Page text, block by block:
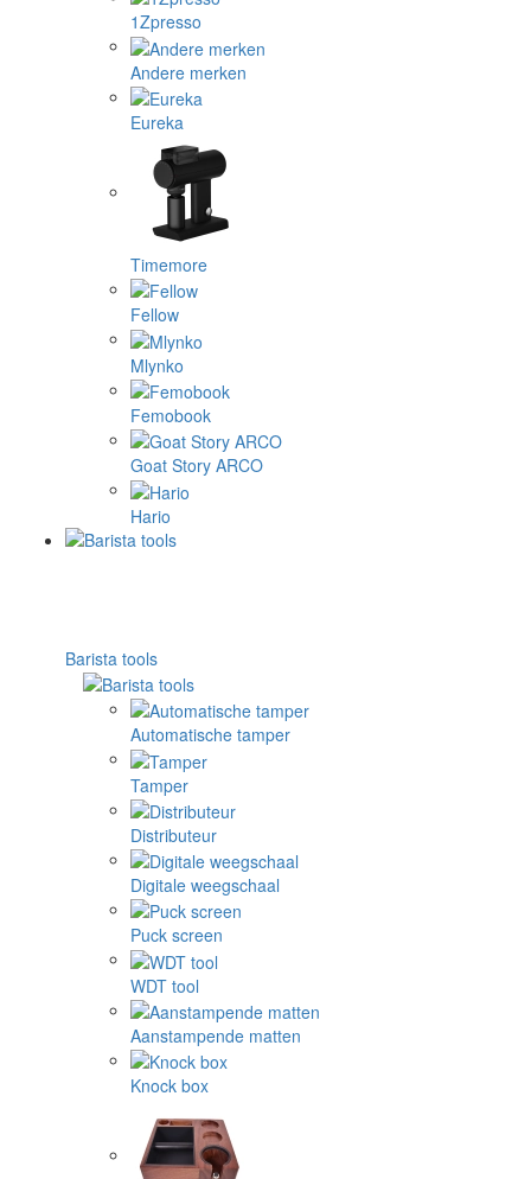
1Zpresso
Andere merken
Eureka
Timemore
Fellow
Mlynko
Femobook
Goat Story ARCO
Hario
Barista tools
Automatische tamper
Tamper
Distributeur
Digitale weegschaal
Puck screen
WDT tool
Aanstampende matten
Knock box